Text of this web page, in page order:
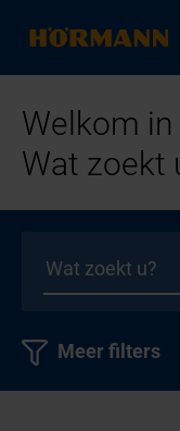
Welkom
Wat zoekt
Meer filters